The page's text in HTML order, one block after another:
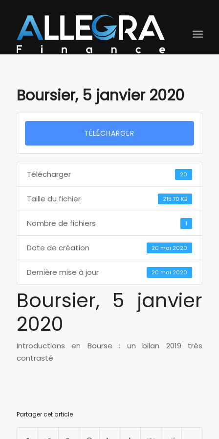
Boursier, 5 janvier 2020
TÉLÉCHARGER
Télécharger 20
Taille du fichier 215.70 KB
Nombre de fichiers 1
Date de création 20 mai 2020
Dernière mise à jour 20 mai 2020
Boursier, 5 janvier
2020
Introductions en Bourse : un bilan 2019 très
contrasté
Partager cet article